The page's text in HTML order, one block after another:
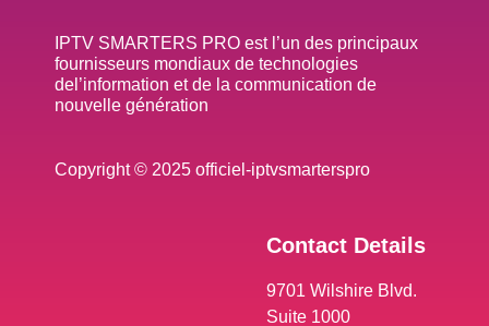
IPTV SMARTERS PRO est l’un des principaux
fournisseurs mondiaux de technologies
del’information et de la communication de
nouvelle génération
Copyright © 2025 officiel-iptvsmarterspro
Contact Details
9701 Wilshire Blvd.
Suite 1000